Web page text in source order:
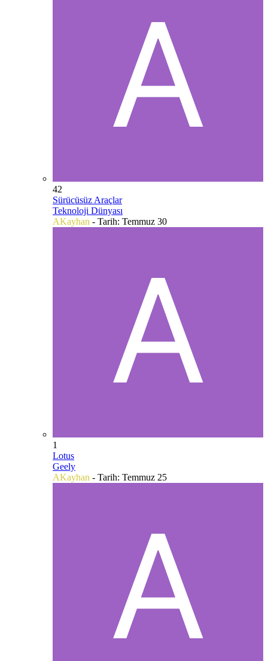
42
Sürücüsüz Araçlar
Teknoloji Dünyası
AKayhan - Tarih: Temmuz 30
1
Lotus
Geely
AKayhan - Tarih: Temmuz 25